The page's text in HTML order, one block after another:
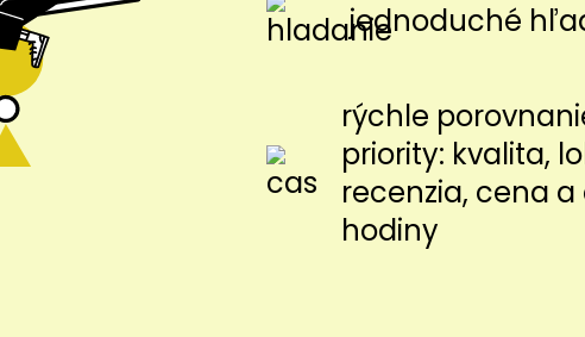
jednoduché
rýchle
priority: kvalita,
recenzia, cena
hodiny